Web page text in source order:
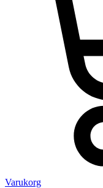
Varukorg